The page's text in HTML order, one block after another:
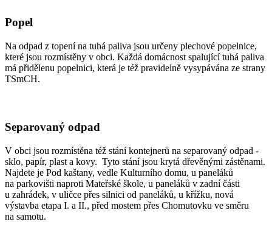
Popel
Na odpad z topení na tuhá paliva jsou určeny plechové popelnice,
které jsou rozmístěny v obci. Každá domácnost spalující tuhá paliva
má přidělenu popelnici, která je též pravidelně vysypávána ze strany
TSmCH.
Separovaný odpad
V obci jsou rozmístěna též stání kontejnerů na separovaný odpad -
sklo, papír, plast a kovy. Tyto stání jsou krytá dřevěnými zástěnami.
Najdete je Pod kaštany, vedle Kulturního domu, u paneláků
na parkovišti naproti Mateřské škole, u paneláků v zadní části
u zahrádek, v uličce přes silnici od paneláků, u křížku, nová
výstavba etapa I. a II., před mostem přes Chomutovku ve směru
na samotu.